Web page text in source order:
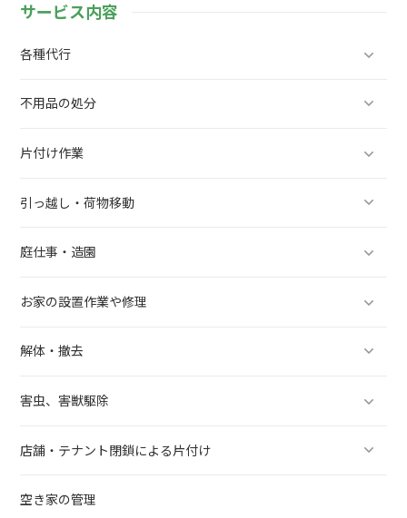
サービス内容
各種代行
不用品の処分
片付け作業
引っ越し・荷物移動
庭仕事・造園
お家の設置作業や修理
解体・撤去
害虫、害獣駆除
店舗・テナント閉鎖による片付け
空き家の管理